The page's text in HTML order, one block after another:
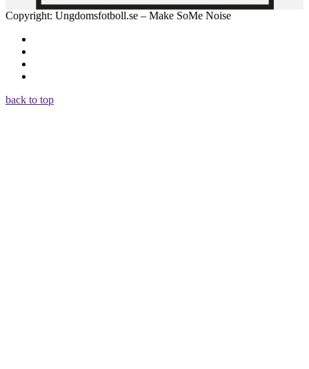
Copyright: Ungdomsfotboll.se – Make SoMe Noise
back to top